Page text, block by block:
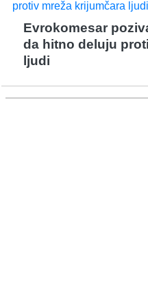
Evrokomesar
da hitno deluju
ljudi